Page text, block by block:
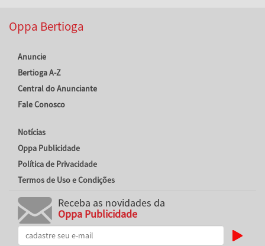
Oppa Bertioga
Anuncie
Bertioga A-Z
Central do Anunciante
Fale Conosco
Notícias
Oppa Publicidade
Política de Privacidade
Termos de Uso e Condições
Receba as novidades da
Oppa Publicidade